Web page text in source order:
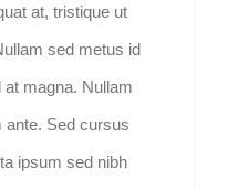
at, tristique ut
sed metus id
magna. Nullam
ante. Sed cursus
ipsum sed nibh